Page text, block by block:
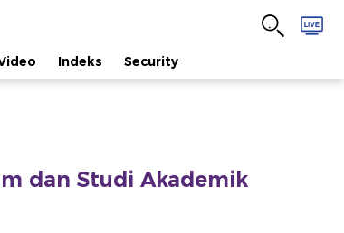
Indeks Security
dan Studi Akademik